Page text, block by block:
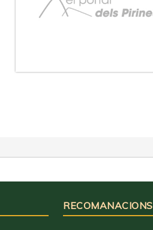
RECOMANACIONS